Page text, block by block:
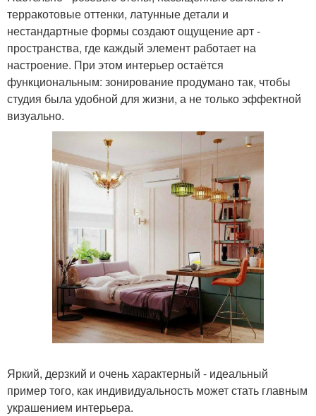
терракотовые оттенки, латунные детали и
нестандартные формы создают ощущение арт -
пространства, где каждый элемент работает на
настроение. При этом интерьер остаётся
функциональным: зонирование продумано так, чтобы
студия была удобной для жизни, а не только эффектной
визуально.
Яркий, дерзкий и очень характерный - идеальный
пример того, как индивидуальность может стать главным
украшением интерьера.